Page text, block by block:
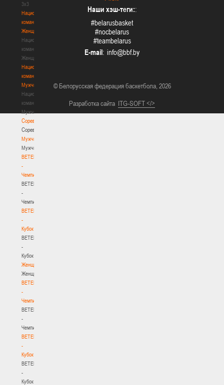
3х3
Национальная
команда.
Женщины
Национальная
команда.
Женщины
Национальная
команда.
Мужчины
Национальная
команда.
Мужчины
Соревнования
Соревнования
Мужчины
Мужчины
BETERA
-
Чемпионат
BETERA
-
Чемпионат
BETERA
-
Кубок
BETERA
-
Кубок
Женщины
Женщины
BETERA
-
Чемпионат
BETERA
-
Чемпионат
BETERA
-
Кубок
BETERA
-
Кубок
Наши хэш-теги::
#belarusbasket
#nocbelarus
#teambelarus
E-mail:
© Белорусская федерация баскетбола, 2026
Разработка сайта ITG-SOFT </>